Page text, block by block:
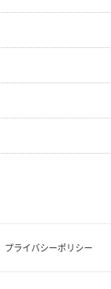
プライバシーポリシー